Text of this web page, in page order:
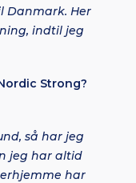
Danmark. Her
indtil jeg
Strong?
så har jeg
jeg har altid
har